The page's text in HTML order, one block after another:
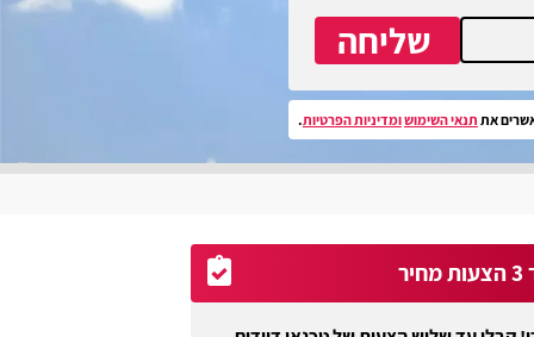
שליחה
את תנאי השימושומדיניות הפרטיות.